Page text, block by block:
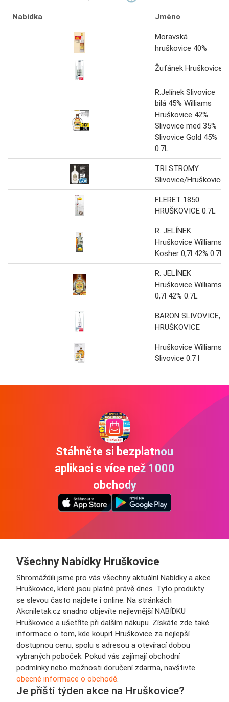
Nabídka Jméno
Moravská
hruškovice 40%
Žufánek Hruškovice
R.Jelínek Slivovice
bilá 45% Williams
Hruškovice 42%
Slivovice med 35%
Slivovice Gold 45%
0.7L
TRI STROMY
Slivovice/Hruškovice
FLERET 1850
HRUŠKOVICE 0.7L
R. JELÍNEK
Hruškovice Williams
Kosher 0,7l 42% 0.7L
R. JELÍNEK
Hruškovice Williams
0,7l 42% 0.7L
BARON SLIVOVICE,
HRUŠKOVICE
Hruškovice Williams,
Slivovice 0.7 l
Stáhněte si bezplatnou
aplikaci s více než 1000
obchody
Všechny Nabídky Hruškovice
Shromáždili jsme pro vás všechny aktuální Nabídky a akce
Hruškovice, které jsou platné právě dnes. Tyto produkty
se slevou často najdete i online. Na stránkách
Akcniletak.cz snadno objevíte nejlevnější NABÍDKU
Hruškovice a ušetříte při dalším nákupu. Získáte zde také
informace o tom, kde koupit Hruškovice za nejlepší
dostupnou cenu, spolu s adresou a otevírací dobou
vybraných poboček. Pokud vás zajímají obchodní
podmínky nebo možnosti doručení zdarma, navštivte
obecné informace o obchodě.
Je příští týden akce na Hruškovice?